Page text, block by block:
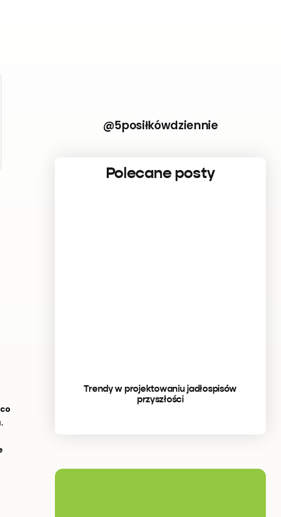
@5posiłkówdziennie
Polecane posty
Trendy w projektowaniu jadłospisów
przyszłości